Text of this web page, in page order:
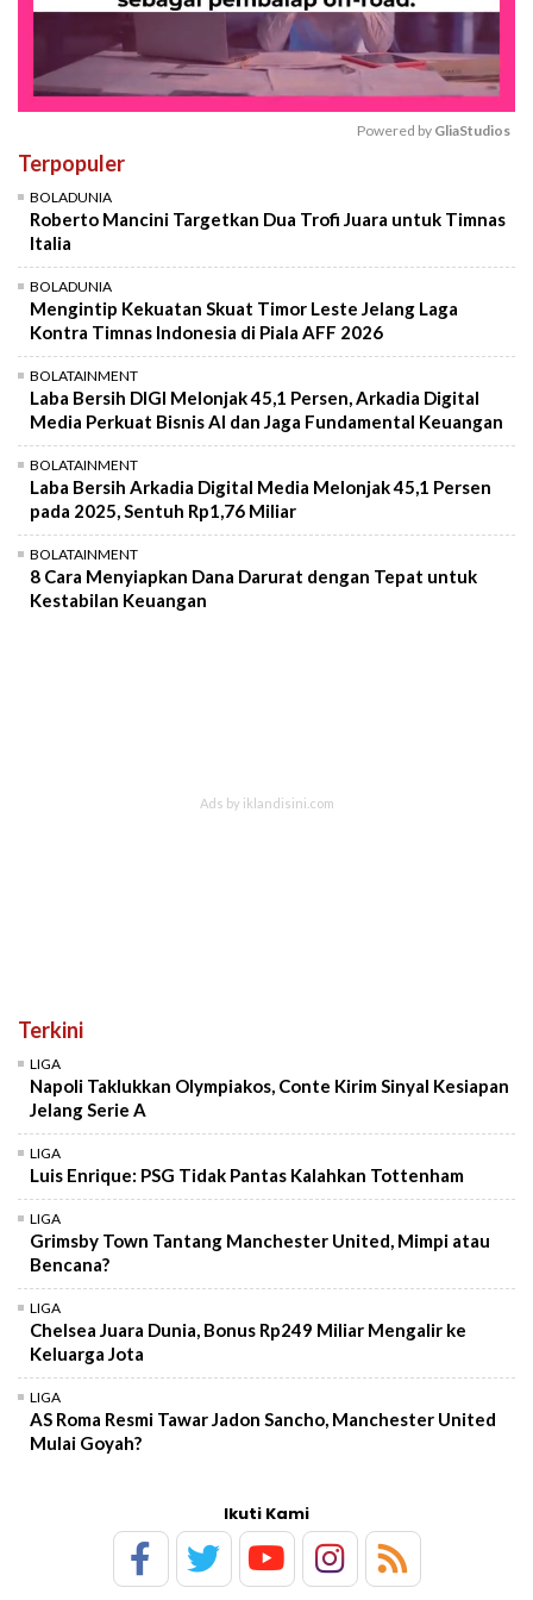
Powered by GliaStudios
Terpopuler
BOLADUNIA
Roberto Mancini Targetkan Dua Trofi Juara untuk Timnas
Italia
BOLADUNIA
Mengintip Kekuatan Skuat Timor Leste Jelang Laga
Kontra Timnas Indonesia di Piala AFF 2026
BOLATAINMENT
Laba Bersih DIGI Melonjak 45,1 Persen, Arkadia Digital
Media Perkuat Bisnis AI dan Jaga Fundamental Keuangan
BOLATAINMENT
Laba Bersih Arkadia Digital Media Melonjak 45,1 Persen
pada 2025, Sentuh Rp1,76 Miliar
BOLATAINMENT
8 Cara Menyiapkan Dana Darurat dengan Tepat untuk
Kestabilan Keuangan
Terkini
LIGA
Napoli Taklukkan Olympiakos, Conte Kirim Sinyal Kesiapan
Jelang Serie A
LIGA
Luis Enrique: PSG Tidak Pantas Kalahkan Tottenham
LIGA
Grimsby Town Tantang Manchester United, Mimpi atau
Bencana?
LIGA
Chelsea Juara Dunia, Bonus Rp249 Miliar Mengalir ke
Keluarga Jota
LIGA
AS Roma Resmi Tawar Jadon Sancho, Manchester United
Mulai Goyah?
Ikuti Kami